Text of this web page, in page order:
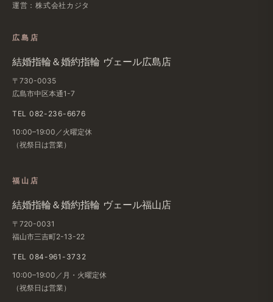
運営：株式会社カジタ
広島店
結婚​指輪＆婚約指輪 ヴェール​広島店
〒730-0035
広島市中区本通1-7
TEL 082-236-6676
10:00–19:00／火曜定休
（祝祭日は​営業）
福山店
結婚​指輪＆婚約指輪 ヴェール福山店
〒720-0031
福山市三吉町2-13-22
TEL 084-961-3732
10:00–19:00／月・火曜定休
（祝祭日は​営業）